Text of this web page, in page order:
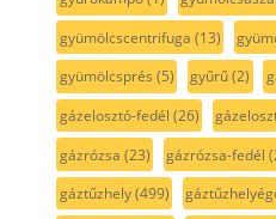
gyümölcscentrifuga (13)
gyümölcsprés (5) gyűrű(2)
gázelosztó-fedél (26)
gázrózsa (23) gázrózsa-fedél
gáztűzhely(499)